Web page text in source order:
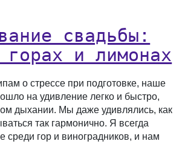
свадьбы:
и лимонах
о стрессе при подготовке, наше
на удивление легко и быстро,
дыхании. Мы даже удивлялись, как
так гармонично. Я всегда
среди гор и виноградников, и нам